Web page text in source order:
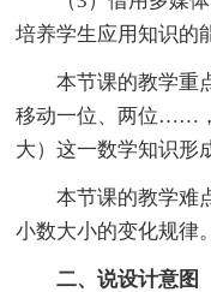
培养学生应用知识的
本节课的教学重点
移动一位、两位……
大）这一数学知识形
本节课的教学难点
小数大小的变化规律。
二、说设计意图